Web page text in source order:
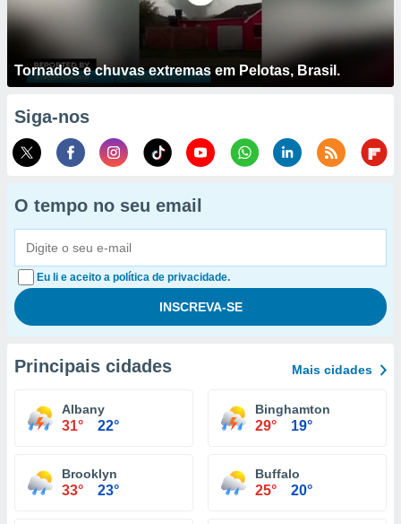
Tornados e chuvas extremas em Pelotas, Brasil.
Siga-nos
O tempo no seu email
Eu li e aceito a política de privacidade.
Principais cidades Mais cidades
Albany
31° 22°
Binghamton
29° 19°
Brooklyn
33° 23°
Buffalo
25° 20°